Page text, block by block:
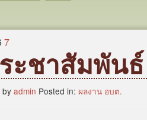
7
ะชาสัมพันธ์
by admin Posted in: ผลงาน อบต.